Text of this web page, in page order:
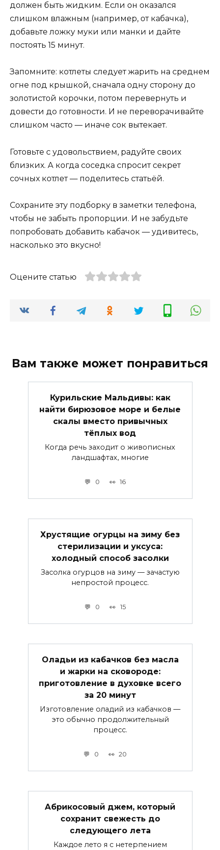
должен быть жидким. Если он оказался
слишком влажным (например, от кабачка),
добавьте ложку муки или манки и дайте
постоять 15 минут.
Запомните: котлеты следует жарить на среднем
огне под крышкой, сначала одну сторону до
золотистой корочки, потом перевернуть и
довести до готовности. И не переворачивайте
слишком часто — иначе сок вытекает.
Готовьте с удовольствием, радуйте своих
близких. А когда соседка спросит секрет
сочных котлет — поделитесь статьёй.
Сохраните эту подборку в заметки телефона,
чтобы не забыть пропорции. И не забудьте
попробовать добавить кабачок — удивитесь,
насколько это вкусно!
Оцените статью
Вам также может понравиться
Курильские Мальдивы: как
найти бирюзовое море и белые
скалы вместо привычных
тёплых вод
Когда речь заходит о живописных
ландшафтах, многие
0 16
Хрустящие огурцы на зиму без
стерилизации и уксуса:
холодный способ засолки
Засолка огурцов на зиму — зачастую
непростой процесс.
0 15
Оладьи из кабачков без масла
и жарки на сковороде:
приготовление в духовке всего
за 20 минут
Изготовление оладий из кабачков —
это обычно продолжительный
процесс.
0 20
Абрикосовый джем, который
сохранит свежесть до
следующего лета
Каждое лето я с нетерпением